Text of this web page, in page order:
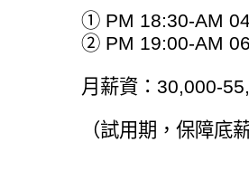
① PM 18:30-AM
② PM 19:00-AM
月薪資：30,000-
（試用期，保障底